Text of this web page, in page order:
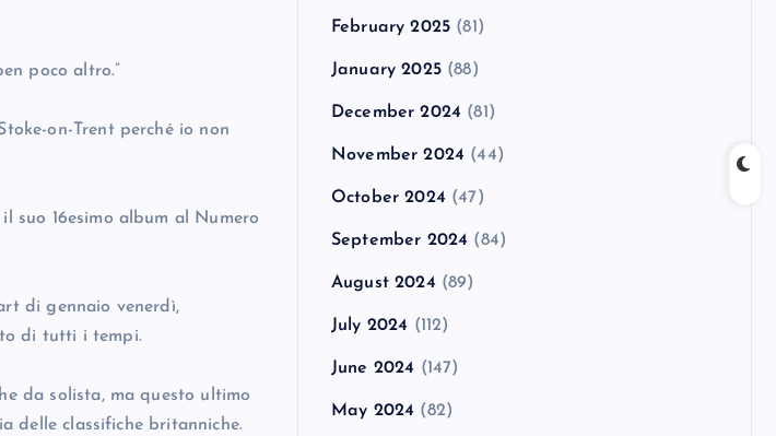
poco altro.”
on-Trent perché io non
suo 16esimo album al Numero
di gennaio venerdì,
di tutti i tempi.
da solista, ma questo ultimo
delle classifiche britanniche.
February 2025 (81)
January 2025(88)
December 2024 (81)
November 2024 (44)
October 2024 (47)
September 2024 (84)
August 2024 (89)
July 2024 (112)
June 2024 (147)
May 2024 (82)